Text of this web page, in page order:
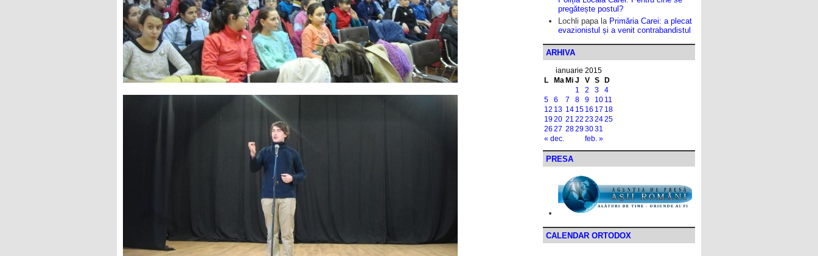
pregătește postul?
Lochli papala Primăria Carei: a plecat
evazionistul și a venit contrabandistul
ARHIVA
ianuarie 2015
L
Ma Mi J V S D
« dec. feb. »
1 2 3
4
5
6 7 8 9 10 11
12 13 14 15 16 17 18
1920 21 22 232425
26 27 28293031
PRESA
CALENDAR ORTODOX